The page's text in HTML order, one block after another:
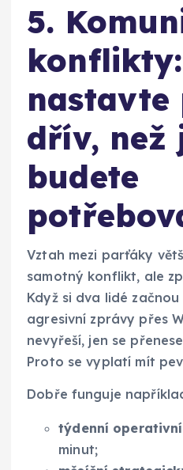
5.
konflikty:
dřív, než
budete
Vztah mezi parťáky
samotný konflikt, ale
Když si dva lidé
agresivní zprávy přes
nevyřeší, jen se
Proto se vyplatí mít
Dobře funguje
týdenní
minut;